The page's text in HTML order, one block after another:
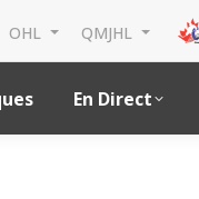
OHL QMJHL
En Direct